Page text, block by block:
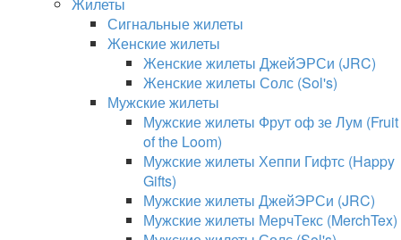
Сигнальные жилеты
Женские жилеты
Женские жилеты ДжейЭРСи (JRC)
Женские жилеты Солс (Sol's)
Мужские жилеты
Мужские жилеты Фрут оф зе Лум (Fruit
of the Loom)
Мужские жилеты Хеппи Гифтс (Happy
Gifts)
Мужские жилеты ДжейЭРСи (JRC)
Мужские жилеты МерчТекс (MerchTex)